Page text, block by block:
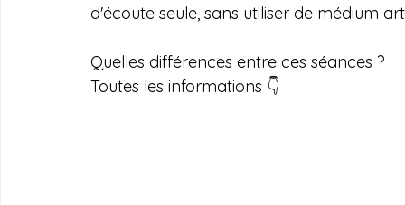
d'écoute seule, sans utiliser de médium
Quelles différences entre ces séances ?
Toutes les informations 👇